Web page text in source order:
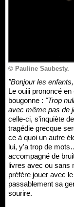
© Pauline Saubesty.
"Bonjour les
Le ouiii prononcé
bougonne : "Trop
avec même pas de
celle-ci, s'inquiète
tragédie grecque
ce à quoi un autre
lui, y'a trop de
accompagné de
livres avec ou sans
préfère jouer avec
passablement sa
sourire.